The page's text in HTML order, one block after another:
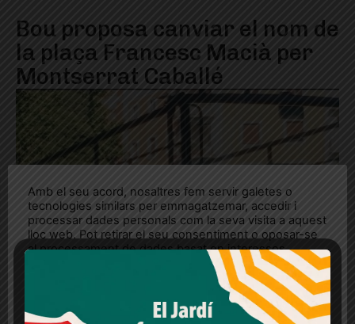
Bou proposa canviar el nom de
la plaça Francesc Macià per
Montserrat Caballé
Amb el seu acord, nosaltres fem servir galetes o
tecnologies similars per emmagatzemar, accedir i
processar dades personals com la seva visita a aquest
lloc web. Pot retirar el seu consentiment o oposar-se
al processament de dades basat en interessos
legítims en qualsevol moment fent clic a "Ajustos de
cookies" o a la nostra Política de privacitat en aquest
lloc web. Si cliques "acceptar" dones el teu